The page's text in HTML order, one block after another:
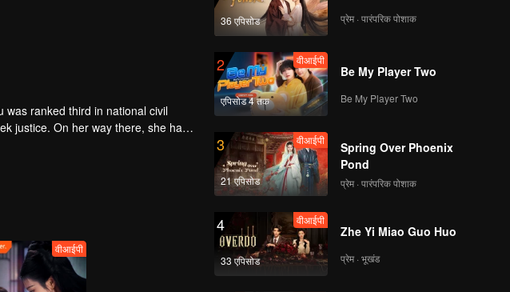
was ranked third in national civil
justice. On her way there, she had
time, she also saved Sun Sanniang,
teahouse into the largest
towards Ouyang Xu, and at the
वीआईपी
36 एपिसोड प्रेम · पारंपरिक पोशाक
2
एपिसोड 4 तक
वीआईपी
Be My Player Two
Be My Player Two
3
21 एपिसोड
वीआईपी
Spring Over Phoenix
Pond
प्रेम · पारंपरिक पोशाक
4
33 एपिसोड
वीआईपी
Zhe Yi Miao Guo Huo
प्रेम · भूखंड